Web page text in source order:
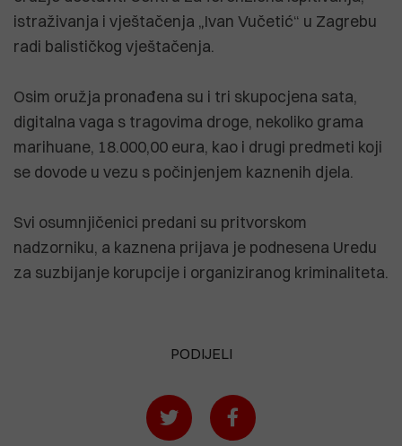
istraživanja i vještačenja „Ivan Vučetić“ u Zagrebu
radi balističkog vještačenja.
Osim oružja pronađena su i tri skupocjena sata,
digitalna vaga s tragovima droge, nekoliko grama
marihuane, 18.000,00 eura, kao i drugi predmeti koji
se dovode u vezu s počinjenjem kaznenih djela.
Svi osumnjičenici predani su pritvorskom
nadzorniku, a kaznena prijava je podnesena Uredu
za suzbijanje korupcije i organiziranog kriminaliteta.
PODIJELI